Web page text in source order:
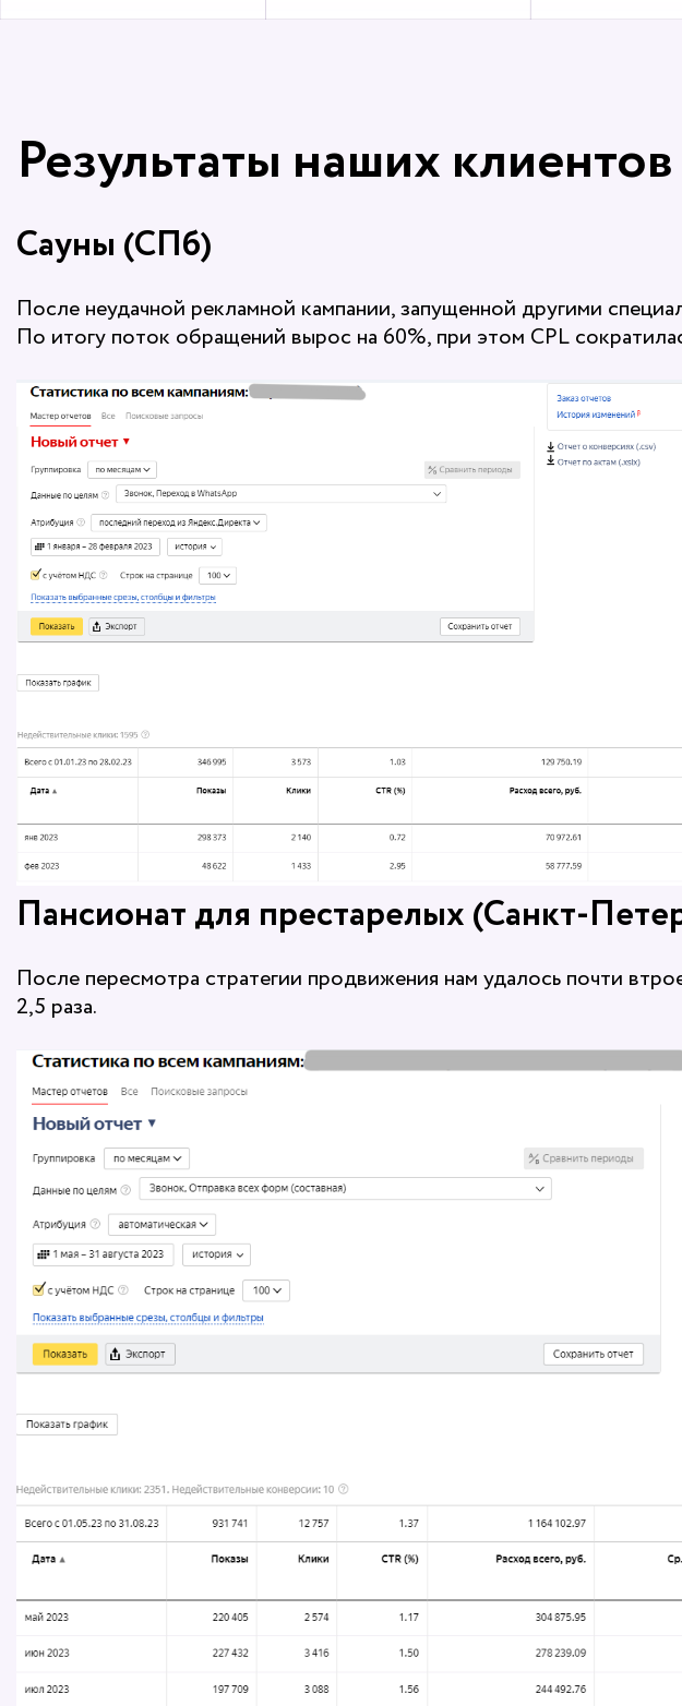
Результаты наших клиентов
Сауны (СПб)
После неудачной рекламной кампании, запущенной другими
По итогу поток обращений вырос на 60%, при этом CPL
Пансионат для престарелых (Санкт-
После пересмотра стратегии продвижения нам удалось почти
2,5 раза.